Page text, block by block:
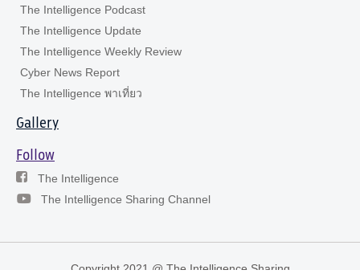
The Intelligence Podcast
The Intelligence Update
The Intelligence Weekly Review
Cyber News Report
The Intelligence พาเที่ยว
Gallery
Follow
The Intelligence
The Intelligence Sharing Channel
Copyright 2021 @ The Intelligence Sharing